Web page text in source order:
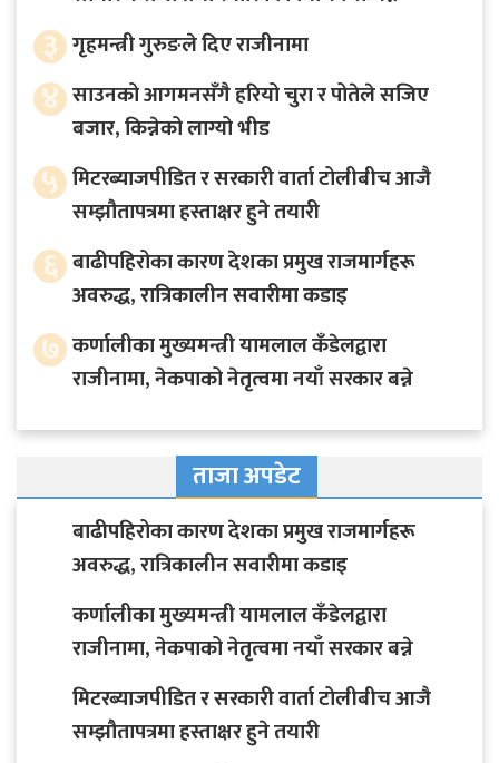
३ गृहमन्त्री गुरुङले दिए राजीनामा
४ साउनको आगमनसँगै हरियो चुरा र पोतेले सजिए
बजार, किन्नेको लाग्यो भीड
५ मिटरब्याजपीडित र सरकारी वार्ता टोलीबीच आजै
सम्झौतापत्रमा हस्ताक्षर हुने तयारी
६ बाढीपहिरोका कारण देशका प्रमुख राजमार्गहरू
अवरुद्ध, रात्रिकालीन सवारीमा कडाइ
७ कर्णालीका मुख्यमन्त्री यामलाल कँडेलद्वारा
राजीनामा, नेकपाको नेतृत्वमा नयाँ सरकार बन्ने
ताजा अपडेट
बाढीपहिरोका कारण देशका प्रमुख राजमार्गहरू
अवरुद्ध, रात्रिकालीन सवारीमा कडाइ
कर्णालीका मुख्यमन्त्री यामलाल कँडेलद्वारा
राजीनामा, नेकपाको नेतृत्वमा नयाँ सरकार बन्ने
मिटरब्याजपीडित र सरकारी वार्ता टोलीबीच आजै
सम्झौतापत्रमा हस्ताक्षर हुने तयारी